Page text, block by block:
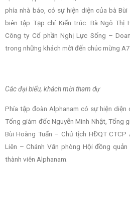
phía nhà báo, có sự hiện diện của bà
biên tập Tạp chí Kiến trúc. Bà Ngô Thị
Công ty Cổ phần Nghị Lực Sống –
trong những khách mời đến chúc mừng
Các đại biểu, khách mời tham dự
Phía tập đoàn Alphanam có sự hiện diện
Tổng giám đốc Nguyễn Minh Nhật, Tổng
Bùi Hoàng Tuấn – Chủ tịch HĐQT CTCP
Liên – Chánh Văn phòng Hội đồng
thành viên Alphanam.